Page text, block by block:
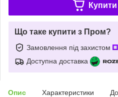
Купити
Що таке купити з Пром?
Замовлення під захистом
Доступна доставка
Опис Характеристики